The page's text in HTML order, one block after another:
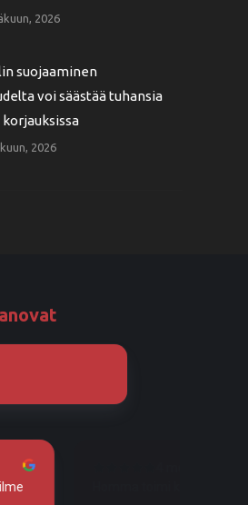
2026
suojaaminen
voi säästää tuhansia
2026